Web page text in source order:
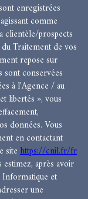
enregistrées
comme
clientèle/prospects
Traitement de vos
repose sur
conservées
à l'Agence / au
libertés », vous
données. Vous
en contactant
sitehttps://cnil.fr/fr
après avoir
et
une